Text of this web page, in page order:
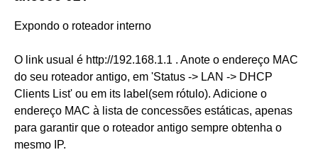
Expondo o roteador interno
O link usual é http://192.168.1.1 . Anote o endereço MAC
do seu roteador antigo, em 'Status -> LAN -> DHCP
Clients List' ou em its label(sem rótulo). Adicione o
endereço MAC à lista de concessões estáticas, apenas
para garantir que o roteador antigo sempre obtenha o
mesmo IP.